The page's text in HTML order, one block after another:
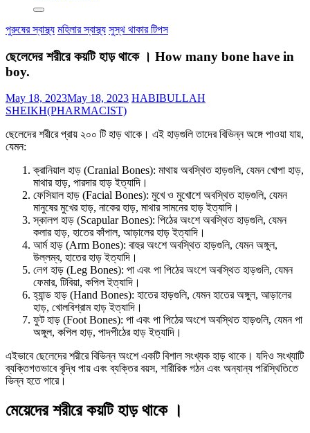
পুরুষের স্বাস্থ্য মহিলার স্বাস্থ্য সুস্থ থাকার টিপস
ছেলেদের শরীরে কয়টি হাড় থাকে । How many bone have in
boy.
May 18, 2023May 18, 2023 HABIBULLAH
SHEIKH(PHARMACIST)
ছেলেদের শরীরে প্রায় ২০০ টি হাড় থাকে। এই হাড়গুলি তাদের বিভিন্ন অঙ্গে পাওয়া যায়,
যেমন:
ক্রানিয়াল হাড় (Cranial Bones): মাথায় অবস্থিত হাড়গুলি, যেমন খোপা হাড়,
মাথার হাড়, পারদার হাড় ইত্যাদি।
ফেসিয়াল হাড় (Facial Bones): মুখে ও মুখোশে অবস্থিত হাড়গুলি, যেমন
মানুষের মুখের হাড়, নাকের হাড়, মাথার সামনের হাড় ইত্যাদি।
স্কালপ হাড় (Scapular Bones): পিঠের অংশে অবস্থিত হাড়গুলি, যেমন
কলার হাড়, হাতের কাঁপাল, আড়ালের হাড় ইত্যাদি।
আর্ম হাড় (Arm Bones): বাহুর অংশে অবস্থিত হাড়গুলি, যেমন অঙ্গুল,
উল্লম্ব, হাতের হাড় ইত্যাদি।
লেগ হাড় (Leg Bones): পা এবং পা পিঠের অংশে অবস্থিত হাড়গুলি, যেমন
ফেমার, টিবিয়া, কপিল ইত্যাদি।
হ্যান্ড হাড় (Hand Bones): হাতের হাড়গুলি, যেমন হাতের অঙ্গুল, আড়ালের
হাড়, খোলবিশ্রাম হাড় ইত্যাদি।
ফুট হাড় (Foot Bones): পা এবং পা পিঠের অংশে অবস্থিত হাড়গুলি, যেমন পা
অঙ্গুল, কপিল হাড়, পাদপীঠের হাড় ইত্যাদি।
এইভাবে ছেলেদের শরীরে বিভিন্ন অংশে একটি বিশাল সংখ্যক হাড় থাকে। যদিও সংখ্যাটি
ব্যক্তিগতভাবে বৃদ্ধি পায় এবং ব্যক্তির বয়স, শারীরিক গঠন এবং অন্যান্য পরিস্থিতিতে
ভিন্ন হতে পারে।
মেয়েদের শরীরে কয়টি হাড় থাকে ।